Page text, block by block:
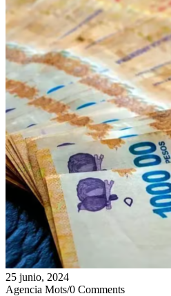
25 junio, 2024
Agencia Mots/0 Comments